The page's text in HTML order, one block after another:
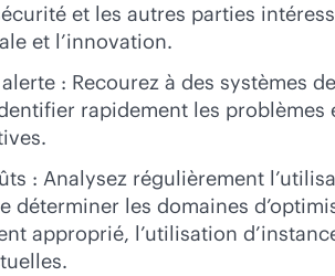
et les autres parties
et l’innovation.
: Recourez à des systèmes
rapidement les problèmes
: Analysez régulièrement
déterminer les domaines
approprié, l’utilisation